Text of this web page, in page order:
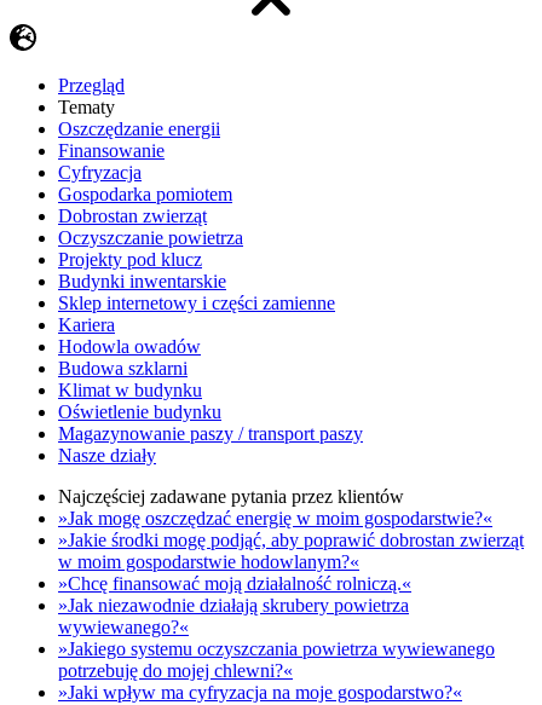
Przegląd
Tematy
​Oszczędzanie energii
Finansowanie
Cyfryzacja
Gospodarka pomiotem
Dobrostan zwierząt
Oczyszczanie powietrza
Projekty pod klucz
Budynki inwentarskie
Sklep internetowy i części zamienne
Kariera
Hodowla owadów
Budowa szklarni
Klimat w budynku
Oświetlenie budynku
Magazynowanie paszy / transport paszy
Nasze działy
Najczęściej zadawane pytania przez klientów
»Jak mogę oszczędzać energię w moim gospodarstwie?«
»Jakie środki mogę podjąć, aby poprawić dobrostan zwierząt
w moim gospodarstwie hodowlanym?«
»Chcę finansować moją działalność rolniczą.«
»Jak niezawodnie działają skrubery powietrza
wywiewanego?«
»Jakiego systemu oczyszczania powietrza wywiewanego
potrzebuję do mojej chlewni?«
»Jaki wpływ ma cyfryzacja na moje gospodarstwo?«